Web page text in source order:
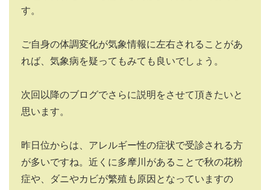
す。
ご自身の体調変化が気象情報に左右されることがあ
れば、気象病を疑ってもみても良いでしょう。
次回以降のブログでさらに説明をさせて頂きたいと
思います。
昨日位からは、アレルギー性の症状で受診される方
が多いですね。近くに多摩川があることで秋の花粉
症や、ダニやカビが繁殖も原因となっていますの